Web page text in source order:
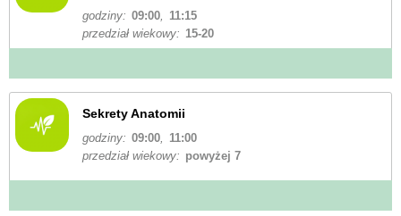
godziny: 09:00,
11:15
przedział wiekowy: 15-20
Sekrety Anatomii
godziny: 09:00,
11:00
przedział wiekowy: powyżej 7